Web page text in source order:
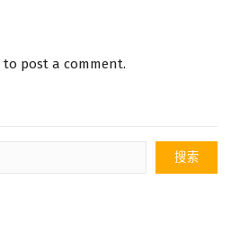
to post a comment.